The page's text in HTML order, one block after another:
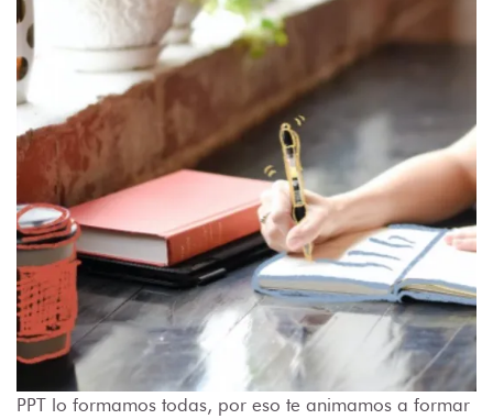
PPT lo formamos todas, por eso te animamos a formar